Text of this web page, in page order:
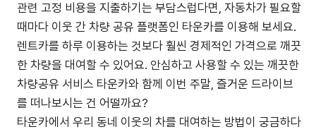
관련 고정 비용을 지출하기는 부담스럽다면, 자동차가 필요할
때마다 이웃 간 차량 공유 플랫폼인 타운카를 이용해 보세요.
렌트카를 하루 이용하는 것보다 훨씬 경제적인 가격으로 깨끗
한 차량을 대여할 수 있어요. 안심하고 사용할 수 있는 깨끗한
차량공유 서비스 타운카와 함께 이번 주말, 즐거운 드라이브
를 떠나보시는 건 어떨까요?
타운카에서 우리 동네 이웃의 차를 대여하는 방법이 궁금하다